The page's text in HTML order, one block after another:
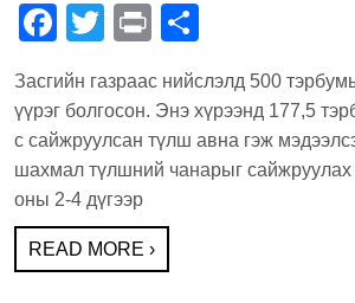
F
c
e
b
o
o
T
tt
er
Pr
t
ar
e
Засгийн газраас нийслэлд 500
үүрэг болгосон. Энэ хүрээнд 177,5
с сайжруулсан түлш авна гэж
шахмал түлшний чанарыг сайжруулах
оны 2-4 дүгээр
READ MORE ›